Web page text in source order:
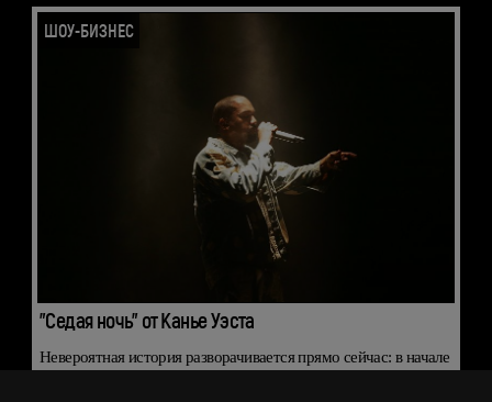
ШОУ-БИЗНЕС
"Седая ночь" от Канье Уэста
Невероятная история разворачивается прямо сейчас: в начале